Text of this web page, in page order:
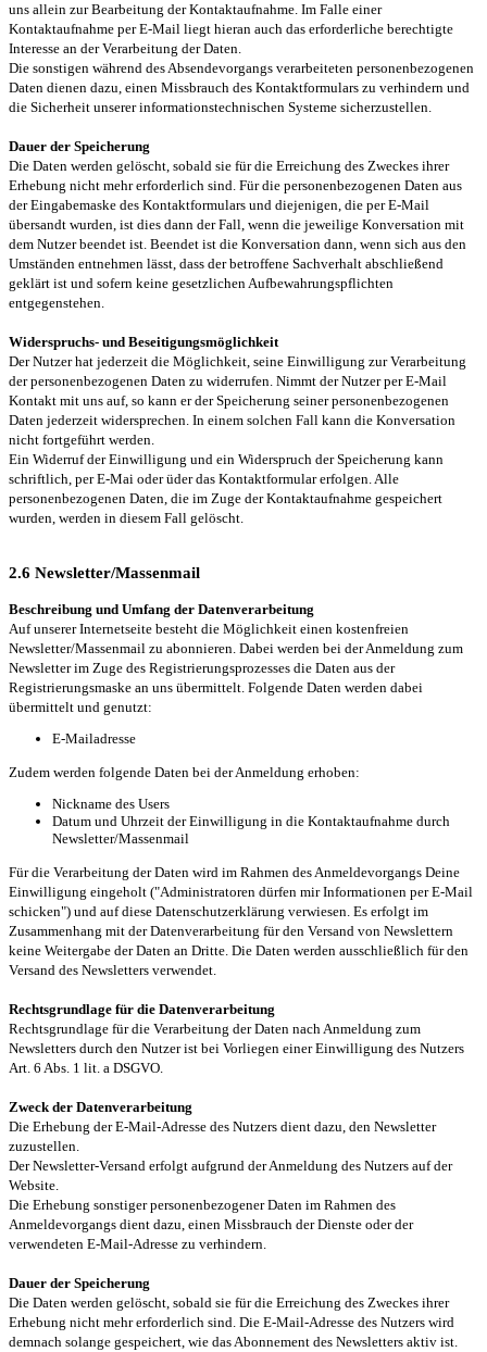
uns allein zur Bearbeitung der Kontaktaufnahme. Im Falle einer
Kontaktaufnahme per E-Mail liegt hieran auch das erforderliche berechtigte
Interesse an der Verarbeitung der Daten.
Die sonstigen während des Absendevorgangs verarbeiteten personenbezogenen
Daten dienen dazu, einen Missbrauch des Kontaktformulars zu verhindern und
die Sicherheit unserer informationstechnischen Systeme sicherzustellen.
Dauer der Speicherung
Die Daten werden gelöscht, sobald sie für die Erreichung des Zweckes ihrer
Erhebung nicht mehr erforderlich sind. Für die personenbezogenen Daten aus
der Eingabemaske des Kontaktformulars und diejenigen, die per E-Mail
übersandt wurden, ist dies dann der Fall, wenn die jeweilige Konversation mit
dem Nutzer beendet ist. Beendet ist die Konversation dann, wenn sich aus den
Umständen entnehmen lässt, dass der betroffene Sachverhalt abschließend
geklärt ist und sofern keine gesetzlichen Aufbewahrungspflichten
entgegenstehen.
Widerspruchs- und Beseitigungsmöglichkeit
Der Nutzer hat jederzeit die Möglichkeit, seine Einwilligung zur Verarbeitung
der personenbezogenen Daten zu widerrufen. Nimmt der Nutzer per E-Mail
Kontakt mit uns auf, so kann er der Speicherung seiner personenbezogenen
Daten jederzeit widersprechen. In einem solchen Fall kann die Konversation
nicht fortgeführt werden.
Ein Widerruf der Einwilligung und ein Widerspruch der Speicherung kann
schriftlich, per E-Mai oder üder das Kontaktformular erfolgen. Alle
personenbezogenen Daten, die im Zuge der Kontaktaufnahme gespeichert
wurden, werden in diesem Fall gelöscht.
2.6 Newsletter/Massenmail
Beschreibung und Umfang der Datenverarbeitung
Auf unserer Internetseite besteht die Möglichkeit einen kostenfreien
Newsletter/Massenmail zu abonnieren. Dabei werden bei der Anmeldung zum
Newsletter im Zuge des Registrierungsprozesses die Daten aus der
Registrierungsmaske an uns übermittelt. Folgende Daten werden dabei
übermittelt und genutzt:
E-Mailadresse
Zudem werden folgende Daten bei der Anmeldung erhoben:
Nickname des Users
Datum und Uhrzeit der Einwilligung in die Kontaktaufnahme durch
Newsletter/Massenmail
Für die Verarbeitung der Daten wird im Rahmen des Anmeldevorgangs Deine
Einwilligung eingeholt ("Administratoren dürfen mir Informationen per E-Mail
schicken") und auf diese Datenschutzerklärung verwiesen. Es erfolgt im
Zusammenhang mit der Datenverarbeitung für den Versand von Newslettern
keine Weitergabe der Daten an Dritte. Die Daten werden ausschließlich für den
Versand des Newsletters verwendet.
Rechtsgrundlage für die Datenverarbeitung
Rechtsgrundlage für die Verarbeitung der Daten nach Anmeldung zum
Newsletters durch den Nutzer ist bei Vorliegen einer Einwilligung des Nutzers
Art. 6 Abs. 1 lit. a DSGVO.
Zweck der Datenverarbeitung
Die Erhebung der E-Mail-Adresse des Nutzers dient dazu, den Newsletter
zuzustellen.
Der Newsletter-Versand erfolgt aufgrund der Anmeldung des Nutzers auf der
Website.
Die Erhebung sonstiger personenbezogener Daten im Rahmen des
Anmeldevorgangs dient dazu, einen Missbrauch der Dienste oder der
verwendeten E-Mail-Adresse zu verhindern.
Dauer der Speicherung
Die Daten werden gelöscht, sobald sie für die Erreichung des Zweckes ihrer
Erhebung nicht mehr erforderlich sind. Die E-Mail-Adresse des Nutzers wird
demnach solange gespeichert, wie das Abonnement des Newsletters aktiv ist.